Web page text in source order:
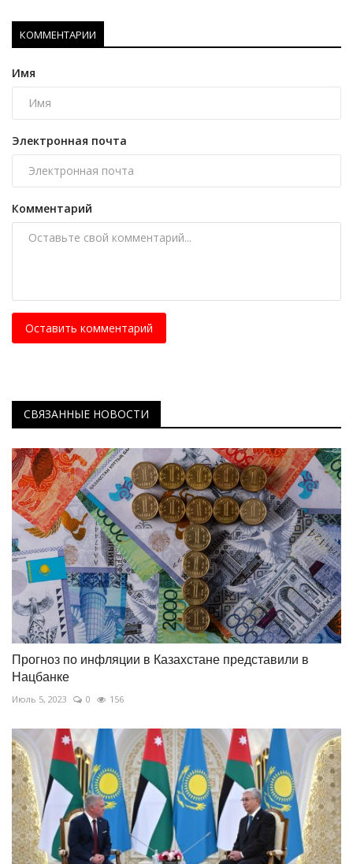
КОММЕНТАРИИ
Имя
Электронная почта
Комментарий
Оставить комментарий
СВЯЗАННЫЕ НОВОСТИ
Прогноз по инфляции в Казахстане представили в
Нацбанке
Июль 5, 2023 0 156